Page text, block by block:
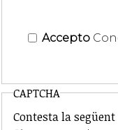
Accepto
CAPTCHA
Contesta la